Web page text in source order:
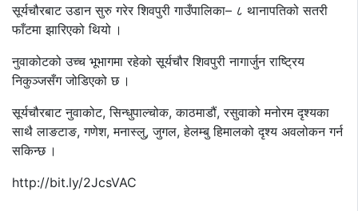
सूर्यचौरबाट उडान सुरु गरेर शिवपुरी गाउँपालिका– ८ थानापतिको सतरी
फाँटमा झारिएको थियो ।
नुवाकोटको उच्च भूभागमा रहेको सूर्यचौर शिवपुरी नागार्जुन राष्ट्रिय
निकुञ्जसँग जोडिएको छ ।
सूर्यचौरबाट नुवाकोट, सिन्धुपाल्चोक, काठमाडौं, रसुवाको मनोरम दृश्यका
साथै लाङटाङ, गणेश, मनास्लु, जुगल, हेलम्बु हिमालको दृश्य अवलोकन गर्न
सकिन्छ ।
http://bit.ly/2JcsVAC